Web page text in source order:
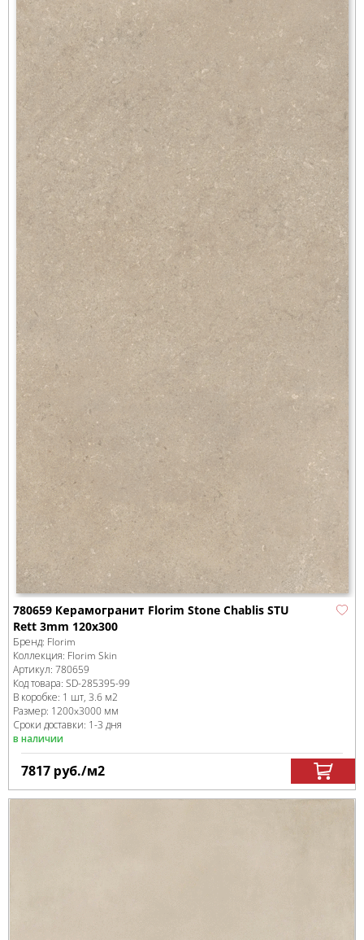
780659 Керамогранит Florim Stone Chablis STU
Rett 3mm 120x300
Бренд: Florim
Коллекция: Florim Skin
Артикул: 780659
Код товара: SD-285395-99
В коробке: 1 шт, 3.6 м2
Размер: 1200x3000 мм
Сроки доставки: 1-3 дня
в наличии
7817 руб./м2